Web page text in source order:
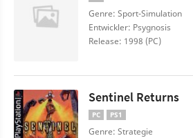
Genre: Sport-Simulation
Entwickler: Psygnosis
Release: 1998 (PC)
Sentinel Returns
PC PS1
Genre: Strategie